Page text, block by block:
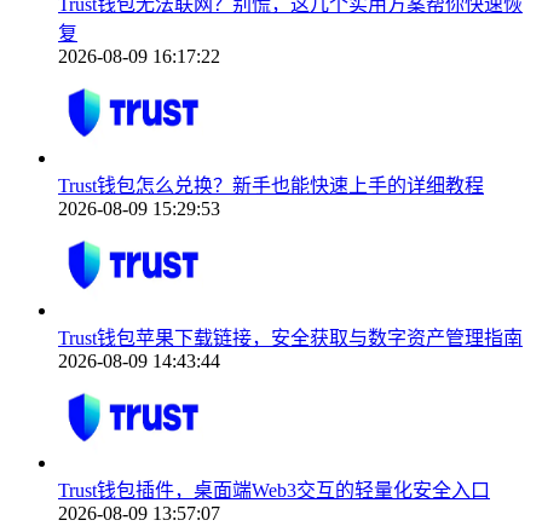
Trust钱包无法联网？别慌，这几个实用方案帮你快速恢
复
2026-08-09 16:17:22
Trust钱包怎么兑换？新手也能快速上手的详细教程
2026-08-09 15:29:53
Trust钱包苹果下载链接，安全获取与数字资产管理指南
2026-08-09 14:43:44
Trust钱包插件，桌面端Web3交互的轻量化安全入口
2026-08-09 13:57:07